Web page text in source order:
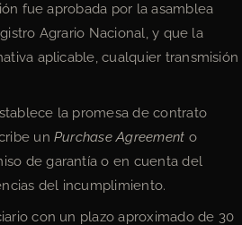
fue aprobada por la asamblea
Agrario Nacional, y que la
aplicable, cualquier transmisión
la promesa de contrato
un Purchase Agreement o
de garantía o en cuenta del
del incumplimiento.
con un plazo aproximado de 30